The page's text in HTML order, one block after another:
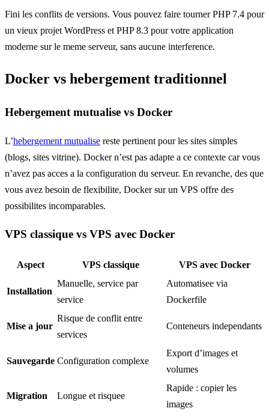
Fini les conflits de versions. Vous pouvez faire tourner PHP 7.4 pour
un vieux projet WordPress et PHP 8.3 pour votre application
moderne sur le meme serveur, sans aucune interference.
Docker vs hebergement traditionnel
Hebergement mutualise vs Docker
L’hebergement mutualise reste pertinent pour les sites simples
(blogs, sites vitrine). Docker n’est pas adapte a ce contexte car vous
n’avez pas acces a la configuration du serveur. En revanche, des que
vous avez besoin de flexibilite, Docker sur un VPS offre des
possibilites incomparables.
VPS classique vs VPS avec Docker
Aspect VPS classique VPS avec Docker
Installation
Manuelle, service par
service
Automatisee via
Dockerfile
Mise a jour
Risque de conflit entre
services
Conteneurs independants
Sauvegarde Configuration complexe
Export d’images et
volumes
Migration Longue et risquee
Rapide : copier les
images